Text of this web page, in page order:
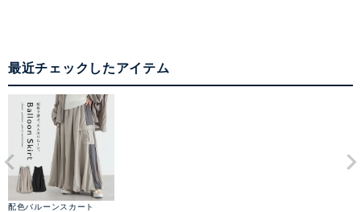
最近チェックしたアイテム
配色バルーンスカート